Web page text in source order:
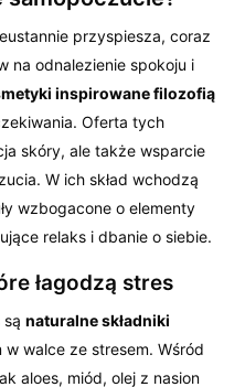
przyspiesza, coraz
na odnalezienie spokoju i
inspirowane filozofią
Oferta tych
skóry, ale także wsparcie
W ich skład wchodzą
wzbogacone o elementy
relaks i dbanie o siebie.
łagodzą stres
sąnaturalne składniki
walce ze stresem. Wśród
aloes, miód, olej z nasion